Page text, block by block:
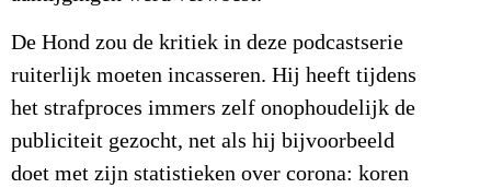
De Hond zou de kritiek in deze podcastserie
ruiterlijk moeten incasseren. Hij heeft tijdens
het strafproces immers zelf onophoudelijk de
publiciteit gezocht, net als hij bijvoorbeeld
doet met zijn statistieken over corona: koren